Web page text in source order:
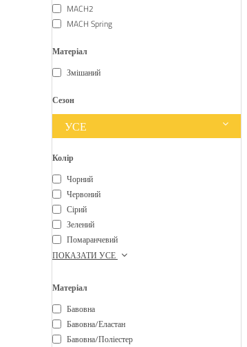
MACH2
MACH Spring
Матеріал
Змішаний
Сезон
УСЕ
Колір
Чорний
Червоний
Сірий
Зелений
Помаранчевий
ПОКАЗАТИ УСЕ
Матеріал
Бавовна
Бавовна/еластан
Бавовна/поліестер